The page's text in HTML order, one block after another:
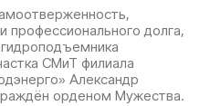
профессионального долга,
СМиТ филиала
Александр
орденом Мужества.